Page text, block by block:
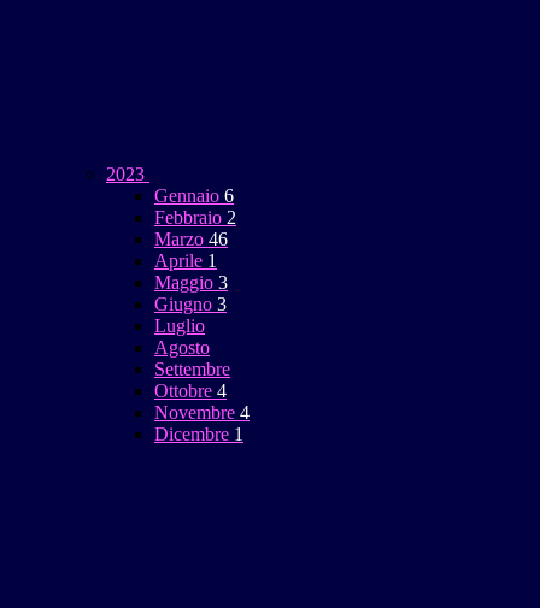
2023
Gennaio 6
Febbraio 2
Marzo 46
Aprile 1
Maggio 3
Giugno 3
Luglio
Agosto
Settembre
Ottobre 4
Novembre 4
Dicembre 1